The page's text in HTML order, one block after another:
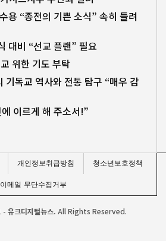
용 “종전의 기쁜 소식” 속히 들려
대비 “선교 플랜” 필요
위한 기도 부탁
기독교 역사와 전통 탐구 “매우 감
이르게 해 주소서!”
개인정보취급방침
청소년보호정책
이메일 무단수집거부
- 유크디지털뉴스. All Rights Reserved.